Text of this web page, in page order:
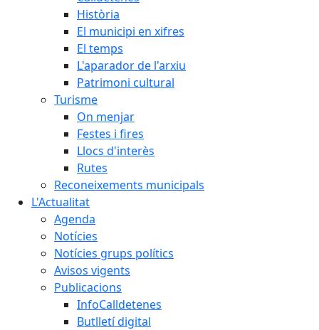
Història
El municipi en xifres
El temps
L'aparador de l'arxiu
Patrimoni cultural
Turisme
On menjar
Festes i fires
Llocs d'interès
Rutes
Reconeixements municipals
L'Actualitat
Agenda
Notícies
Notícies grups polítics
Avisos vigents
Publicacions
InfoCalldetenes
Butlletí digital